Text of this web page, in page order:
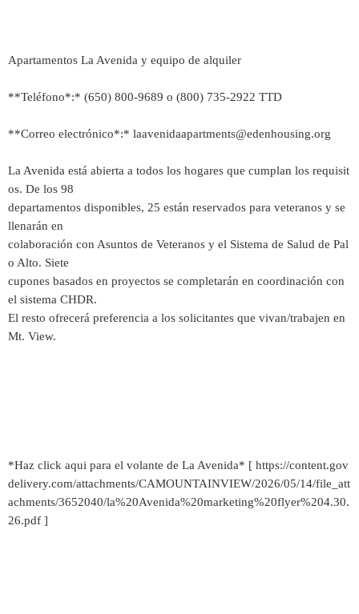
Apartamentos La Avenida y equipo de alquiler
**Teléfono*:* (650) 800-9689 o (800) 735-2922 TTD
**Correo electrónico*:* laavenidaapartments@edenhousing.org
La Avenida está abierta a todos los hogares que cumplan los requisit
os. De los 98
departamentos disponibles, 25 están reservados para veteranos y se
llenarán en
colaboración con Asuntos de Veteranos y el Sistema de Salud de Pal
o Alto. Siete
cupones basados en proyectos se completarán en coordinación con
el sistema CHDR.
El resto ofrecerá preferencia a los solicitantes que vivan/trabajen en
Mt. View.
*Haz click aqui para el volante de La Avenida* [ https://content.gov
delivery.com/attachments/CAMOUNTAINVIEW/2026/05/14/file_att
achments/3652040/la%20Avenida%20marketing%20flyer%204.30.
26.pdf ]